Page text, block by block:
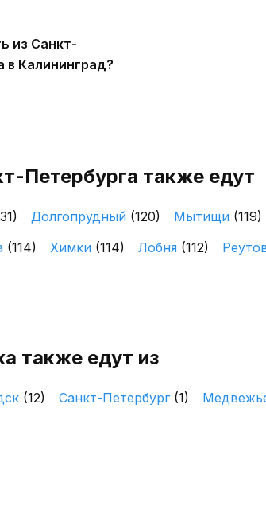
из Санкт-
в Калининград?
Петербурга также едут
Долгопрудный (120) Мытищи (119)
(114) Химки (114) Лобня (112)
также едут из
(12) Санкт-Петербург (1)